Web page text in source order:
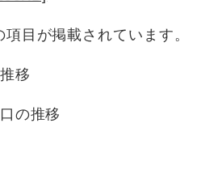
目が掲載されています。
移
の推移